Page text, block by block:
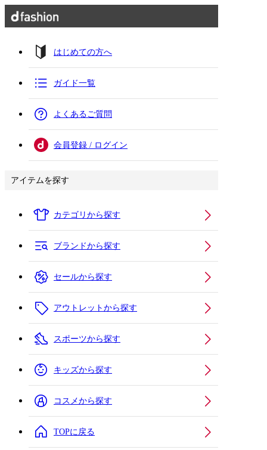
はじめての方へ
ガイド一覧
よくあるご質問
会員登録 / ログイン
アイテムを探す
カテゴリから探す
ブランドから探す
セールから探す
アウトレットから探す
スポーツから探す
キッズから探す
コスメから探す
TOPに戻る